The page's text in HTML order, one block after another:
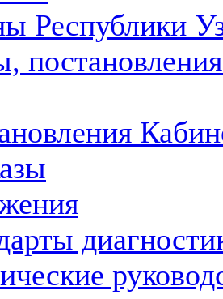
Республики